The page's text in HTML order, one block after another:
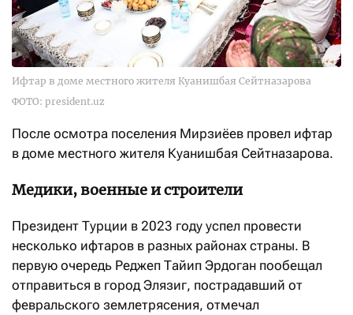
Ифтар в доме местного жителя Куанишбая Сейтназарова
ФОТО: president.uz
После осмотра поселения Мирзиёев провел ифтар
в доме местного жителя Куанишбая Сейтназарова.
Медики, военные и строители
Президент Турции в 2023 году успел провести
несколько ифтаров в разных районах страны. В
первую очередь Реджеп Тайип Эрдоган пообещал
отправиться в город Элязиг, пострадавший от
февральского землетрясения, отмечал